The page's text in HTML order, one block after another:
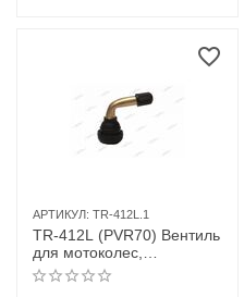
АРТИКУЛ: TR-412L.1
TR-412L (PVR70) Вентиль
для мотоколес,
32,5мм/90°/30мм, Ф15мм,
пр-во Китай